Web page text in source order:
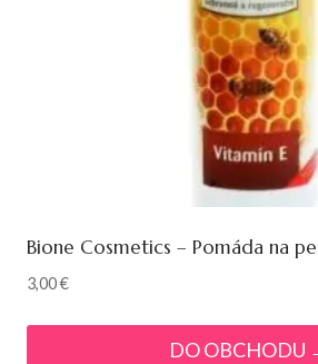
Bione Cosmetics – Pomáda na
3,00€
DO OBCHODU